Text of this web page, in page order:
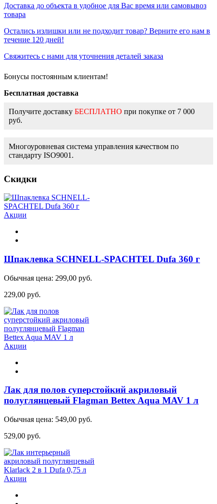
Доставка до объекта в удобное для Вас время или самовывоз
товара
Остались излишки или не подходит товар? Верните его нам в
течение 120 дней!
Свяжитесь с нами для уточнения деталей заказа
Бонусы постоянным клиентам!
Бесплатная доставка
Получите доставку БЕСПЛАТНО при покупке от 7 000
руб.
Многоуровневая система управления качеством по
стандарту ISO9001.
Скидки
Акции
Шпаклевка SCHNELL-SPACHTEL Dufa 360 г
Обычная цена: 299,00 руб.
229,00 руб.
Акции
Лак для полов суперстойкий акриловый
полуглянцевый Flagman Bettex Aqua MAV 1 л
Обычная цена: 549,00 руб.
529,00 руб.
Акции